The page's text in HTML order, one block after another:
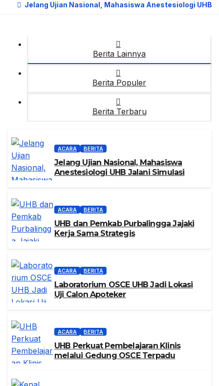
Jelang Ujian Nasional, Mahasiswa Anestesiologi UHB
Berita Lainnya
Berita Populer
Berita Terbaru
ACARA BERITA
Jelang Ujian Nasional, Mahasiswa
Anestesiologi UHB Jalani Simulasi
ACARA BERITA
UHB dan Pemkab Purbalingga Jajaki
Kerja Sama Strategis
ACARA BERITA
Laboratorium OSCE UHB Jadi Lokasi
Uji Calon Apoteker
ACARA BERITA
UHB Perkuat Pembelajaran Klinis
melalui Gedung OSCE Terpadu